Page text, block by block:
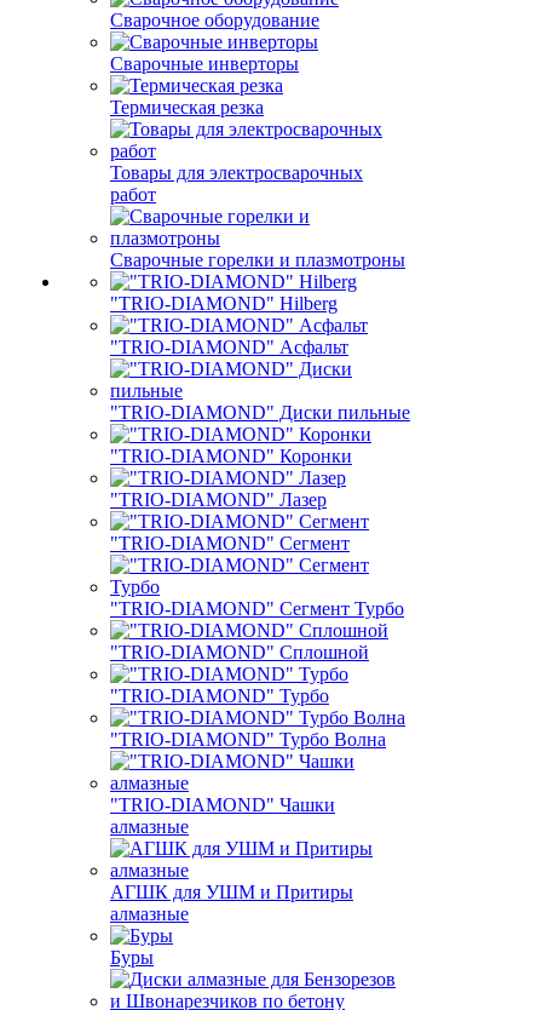
Сварочное оборудование
Сварочные инверторы
Термическая резка
Товары для электросварочных
работ
Сварочные горелки и плазмотроны
"TRIO-DIAMOND" Hilberg
"TRIO-DIAMOND" Асфальт
"TRIO-DIAMOND" Диски пильные
"TRIO-DIAMOND" Коронки
"TRIO-DIAMOND" Лазер
"TRIO-DIAMOND" Сегмент
"TRIO-DIAMOND" Сегмент Турбо
"TRIO-DIAMOND" Сплошной
"TRIO-DIAMOND" Турбо
"TRIO-DIAMOND" Турбо Волна
"TRIO-DIAMOND" Чашки
алмазные
АГШК для УШМ и Притиры
алмазные
Буры